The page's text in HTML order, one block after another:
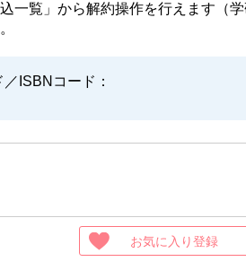
一覧」から解約操作を行えます（学
ISBNコード：
お気に入り登録